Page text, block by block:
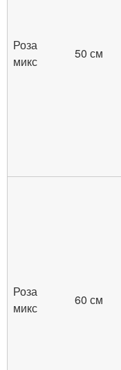
Роза
микс
50 см
Роза
микс
60 см